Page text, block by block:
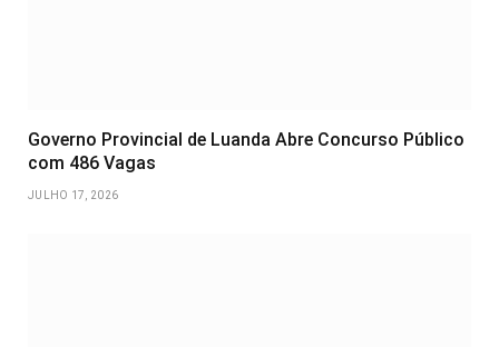
Governo Provincial de Luanda Abre Concurso Público
com 486 Vagas
JULHO 17, 2026